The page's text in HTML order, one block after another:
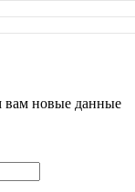
новые данные